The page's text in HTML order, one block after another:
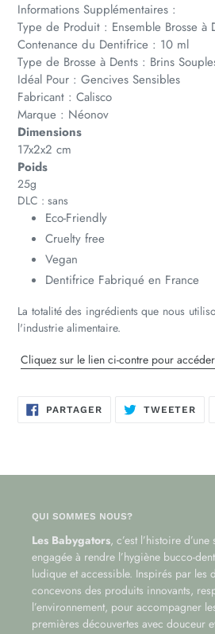
Informations Supplémentaires :
Type de Produit : Ensemble Brosse à
Contenance du Dentifrice : 10 ml
Type de Brosse à Dents : Brins
Idéal Pour : Gencives Sensibles
Fabricant : Calisco
Marque : Néonov
Dimensions
17x2x2 cm
Poids
25g
DLC : sans
Eco-Friendly
Cruelty free
Vegan
Dentifrice Fabriqué en France
La totalité des ingrédients que nous
l'industrie alimentaire.
Cliquez sur le lien ci-contre pour
PARTAGERPARTAGERTWEETER
QUI SOMMES NOUS?
Les Babygators, c’est l’histoire
engagée à rendre l’hygiène bucco-
ludique et accessible. Inspirés par les
concevons des produits innovants,
l’environnement, pour accompagner
premières découvertes avec douceur